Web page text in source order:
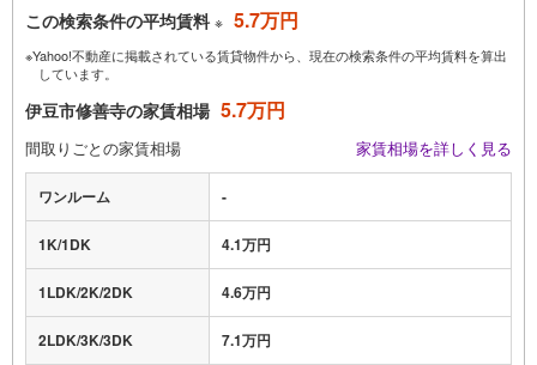
この検索条件の平均賃料 ※ 5.7万円
※Yahoo!不動産に掲載されている賃貸物件から、現在の検索条件の平均賃料を算出
しています。
伊豆市修善寺の家賃相場 5.7万円
間取りごとの家賃相場 家賃相場を詳しく見る
ワンルーム -
1K/1DK 4.1万円
1LDK/2K/2DK 4.6万円
2LDK/3K/3DK 7.1万円